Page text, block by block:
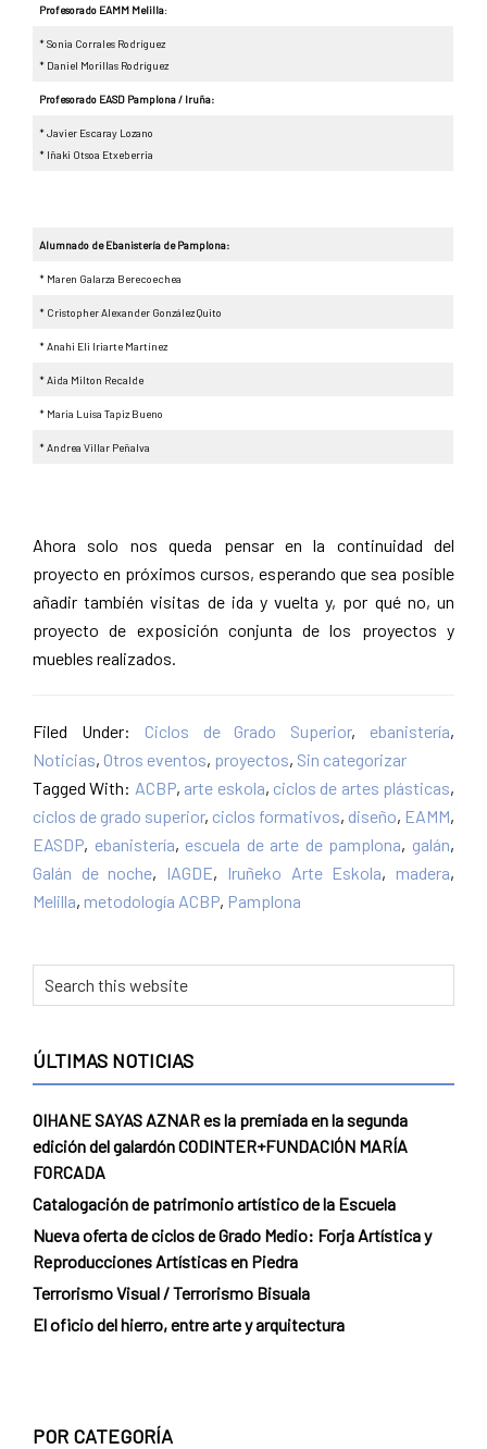
Profesorado EAMM Melilla:
* Sonia Corrales Rodríguez
* Daniel Morillas Rodríguez
Profesorado EASD Pamplona / Iruña:
* Javier Escaray Lozano
* Iñaki Otsoa Etxeberria
Alumnado de Ebanistería de Pamplona:
* Maren Galarza Berecoechea
* Cristopher Alexander González Quito
* Anahi Eli Iriarte Martínez
* Aida Milton Recalde
* Maria Luisa Tapiz Bueno
* Andrea Villar Peñalva
Ahora solo nos queda pensar en la continuidad del
proyecto en próximos cursos, esperando que sea posible
añadir también visitas de ida y vuelta y, por qué no, un
proyecto de exposición conjunta de los proyectos y
muebles realizados.
Filed Under: Ciclos de Grado Superior, ebanistería,
Noticias, Otros eventos, proyectos, Sin categorizar
Tagged With: ACBP, arte eskola, ciclos de artes plásticas,
ciclos de grado superior, ciclos formativos, diseño, EAMM,
EASDP, ebanistería, escuela de arte de pamplona, galán,
Galán de noche, IAGDE, Iruñeko Arte Eskola, madera,
Melilla, metodología ACBP, Pamplona
Primary
Sidebar
Search
this
ÚLTIMAS NOTICIAS
OIHANE SAYAS AZNAR es la premiada en la segunda
edición del galardón CODINTER+FUNDACIÓN MARÍA
FORCADA
Catalogación de patrimonio artístico de la Escuela
Nueva oferta de ciclos de Grado Medio: Forja Artística y
Reproducciones Artísticas en Piedra
Terrorismo Visual / Terrorismo Bisuala
El oficio del hierro, entre arte y arquitectura
POR CATEGORÍA